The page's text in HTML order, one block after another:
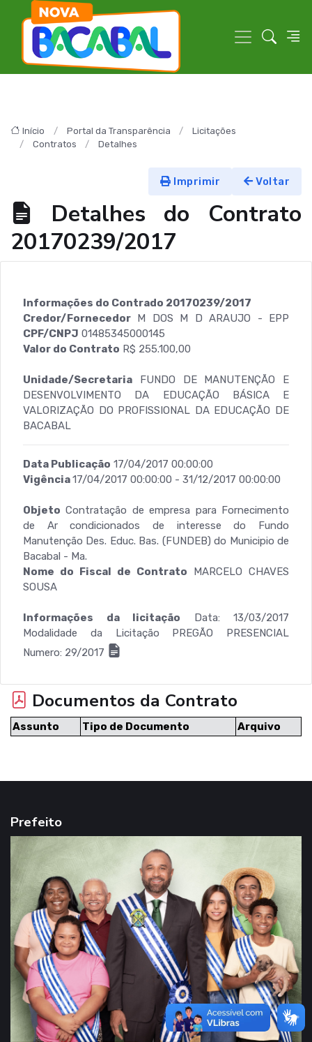
Início Portal da Transparência
Licitações
Contratos
Detalhes
Voltar
Imprimir
Detalhes do Contrato
20170239/2017
Informações do Contrado 20170239/2017
Credor/Fornecedor M DOS M D ARAUJO - EPP
CPF/CNPJ 01485345000145
Valor do Contrato R$ 255.100,00
Unidade/Secretaria FUNDO DE MANUTENÇÃO E
DESENVOLVIMENTO DA EDUCAÇÃO BÁSICA E
VALORIZAÇÃO DO PROFISSIONAL DA EDUCAÇÃO DE
BACABAL
Data Publicação 17/04/2017 00:00:00
Vigência17/04/2017 00:00:00 - 31/12/2017 00:00:00
Objeto Contratação de empresa para Fornecimento
de Ar condicionados de interesse do Fundo
Manutenção Des. Educ. Bas. (FUNDEB) do Municipio de
Bacabal - Ma.
Nome do Fiscal de Contrato MARCELO CHAVES
SOUSA
Informações da licitação Data: 13/03/2017
Modalidade da Licitação PREGÃO PRESENCIAL
Numero: 29/2017
Documentos da Contrato
Assunto Tipo de Documento Arquivo
Prefeito